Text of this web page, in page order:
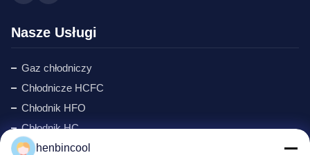
Nasze Usługi
Gaz chłodniczy
Chłodnicze HCFC
Chłodnik HFO
Chłodnik HC
Cyklopentan jako czynnik chłodniczy
henbincool